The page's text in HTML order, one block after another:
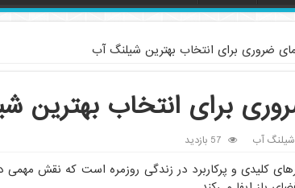
ضروری برای انتخاب بهترین شیلنگ آب
برای انتخاب بهترین
شیلنگ آب 57 بازدید
کلیدی و پرکاربرد در زندگی روزمره است که نقش مهمی